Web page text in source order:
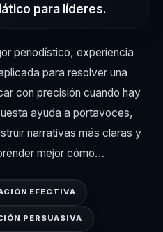
para líderes.
periodístico, experiencia
para resolver una
con precisión cuando hay
ayuda a portavoces,
narrativas más claras y
mejor cómo…
EFECTIVA
PERSUASIVA